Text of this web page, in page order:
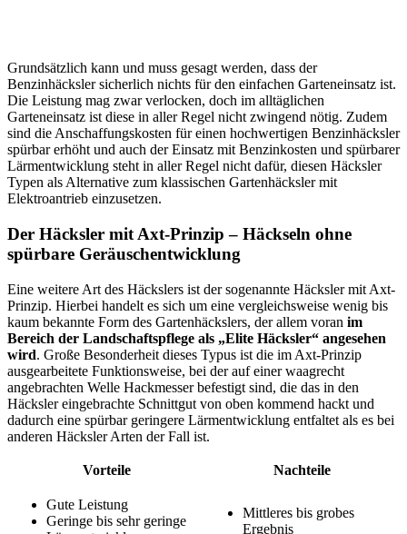
Grundsätzlich kann und muss gesagt werden, dass der
Benzinhäcksler sicherlich nichts für den einfachen Garteneinsatz ist.
Die Leistung mag zwar verlocken, doch im alltäglichen
Garteneinsatz ist diese in aller Regel nicht zwingend nötig. Zudem
sind die Anschaffungskosten für einen hochwertigen Benzinhäcksler
spürbar erhöht und auch der Einsatz mit Benzinkosten und spürbarer
Lärmentwicklung steht in aller Regel nicht dafür, diesen Häcksler
Typen als Alternative zum klassischen Gartenhäcksler mit
Elektroantrieb einzusetzen.
Der Häcksler mit Axt-Prinzip – Häckseln ohne
spürbare Geräuschentwicklung
Eine weitere Art des Häckslers ist der sogenannte Häcksler mit Axt-
Prinzip. Hierbei handelt es sich um eine vergleichsweise wenig bis
kaum bekannte Form des Gartenhäckslers, der allem voran im
Bereich der Landschaftspflege als „Elite Häcksler“ angesehen
wird. Große Besonderheit dieses Typus ist die im Axt-Prinzip
ausgearbeitete Funktionsweise, bei der auf einer waagrecht
angebrachten Welle Hackmesser befestigt sind, die das in den
Häcksler eingebrachte Schnittgut von oben kommend hackt und
dadurch eine spürbar geringere Lärmentwicklung entfaltet als es bei
anderen Häcksler Arten der Fall ist.
Vorteile Nachteile
Gute Leistung
Geringe bis sehr geringe
Mittleres bis grobes
Ergebnis